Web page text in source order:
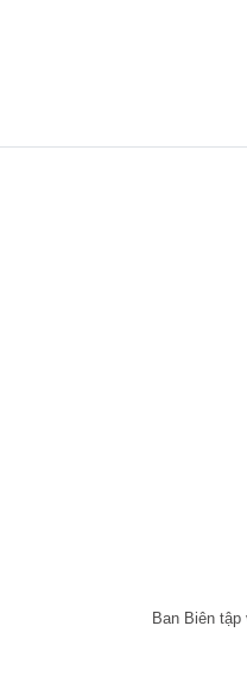
Ban Biên tập